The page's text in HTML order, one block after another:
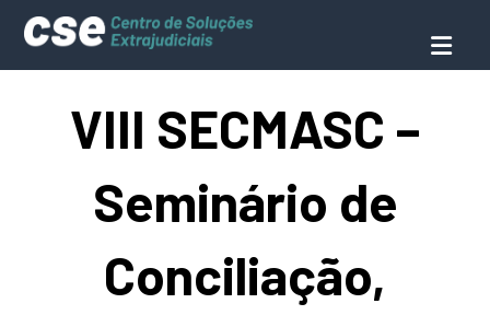
VIII SECMASC –
Seminário de
Conciliação,